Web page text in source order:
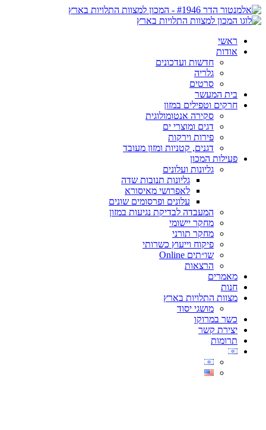
ראשי
אודות
חדשות ועדכונים
גלריה
סרטים
בית המעשר
חרקים וטפילים במזון
סקירה אנטומולוגית
דגים ומוצרי ים
פירות וירקות
דגנים, קטניות ומזון מעובד
פעילות המכון
גליונות ועלונים
גליונות תנובות שדה
לאפרושי מאיסורא
עלונים ופרסומים שונים
המעבדה לבדיקת נגיעות במזון
מחקר יישומי
מחקר תורני
פיקוח וייעוץ כשרותי
שו״תים Online
הרצאות
מאמרים
חנות
מצוות התלויות בארץ
מושגי יסוד
כשר במרוקו
יצירת קשר
תרומות